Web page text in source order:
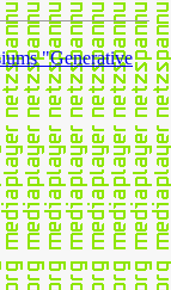
"Generative